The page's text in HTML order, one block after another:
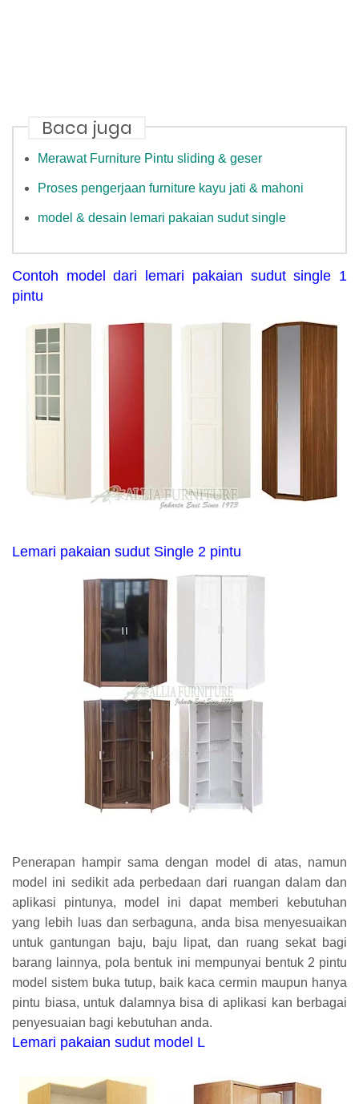
Baca juga
Merawat Furniture Pintu sliding & geser
Proses pengerjaan furniture kayu jati & mahoni
model & desain lemari pakaian sudut single
Contoh model dari lemari pakaian sudut single 1
pintu
Lemari pakaian sudut Single 2 pintu
Penerapan hampir sama dengan model di atas, namun
model ini sedikit ada perbedaan dari ruangan dalam dan
aplikasi pintunya, model ini dapat memberi kebutuhan
yang lebih luas dan serbaguna, anda bisa menyesuaikan
untuk gantungan baju, baju lipat, dan ruang sekat bagi
barang lainnya, pola bentuk ini mempunyai bentuk 2 pintu
model sistem buka tutup, baik kaca cermin maupun hanya
pintu biasa, untuk dalamnya bisa di aplikasi kan berbagai
penyesuaian bagi kebutuhan anda.
Lemari pakaian sudut model L